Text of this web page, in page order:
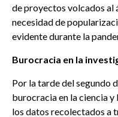
de proyectos volcados al
necesidad de
evidente durante la
Burocracia en la
Por la tarde del segundo
burocracia en la ciencia
los datos recolectados a